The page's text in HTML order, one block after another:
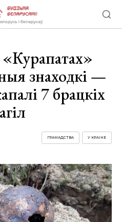
«Курапатах»
знаходкі —
7 брацкіх
У КРАІНЕ
ГРАМАДСТВА